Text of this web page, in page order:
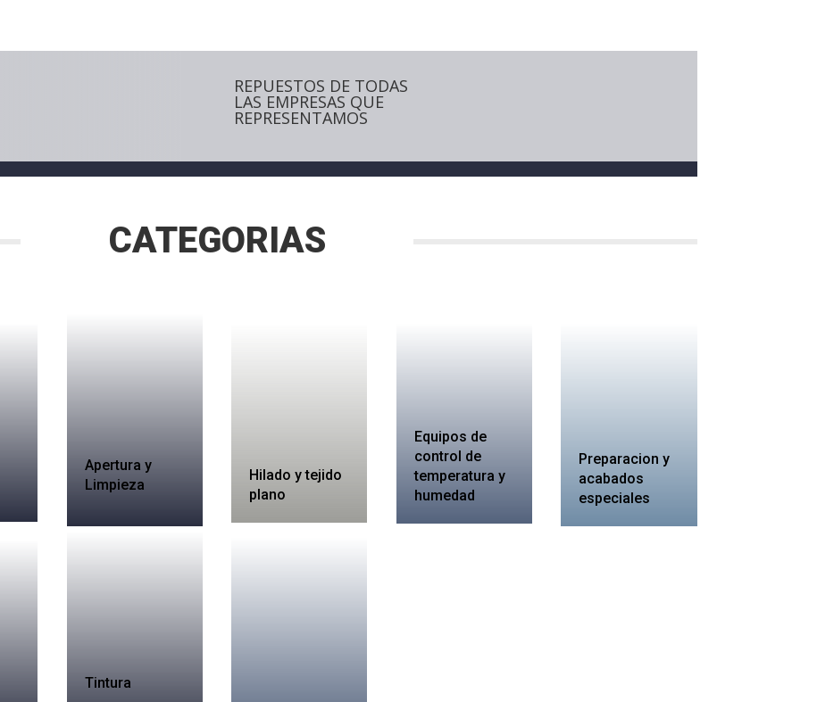
REPUESTOS DE TODAS
LAS EMPRESAS QUE
REPRESENTAMOS
CATEGORIAS
Apertura y
Limpieza
Tintura
Hilado y tejido
plano
Equipos de
control de
temperatura y
humedad
Preparacion y
acabados
especiales